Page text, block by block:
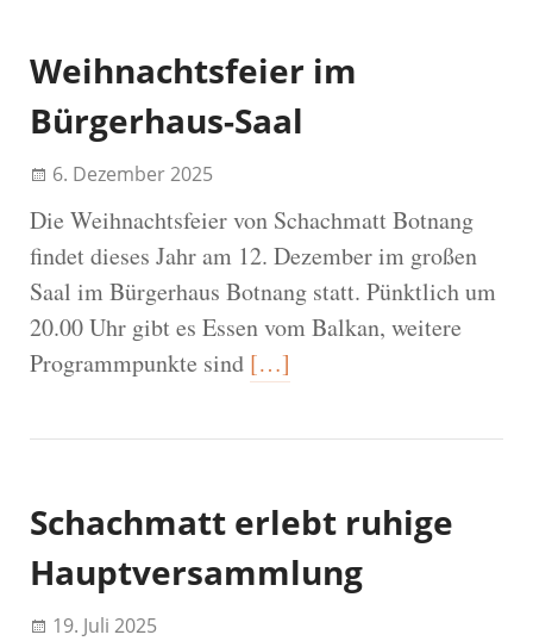
Weihnachtsfeier im
Bürgerhaus-Saal
6. Dezember 2025
Die Weihnachtsfeier von Schachmatt Botnang
findet dieses Jahr am 12. Dezember im großen
Saal im Bürgerhaus Botnang statt. Pünktlich um
20.00 Uhr gibt es Essen vom Balkan, weitere
Programmpunkte sind […]
Schachmatt erlebt ruhige
Hauptversammlung
19. Juli 2025